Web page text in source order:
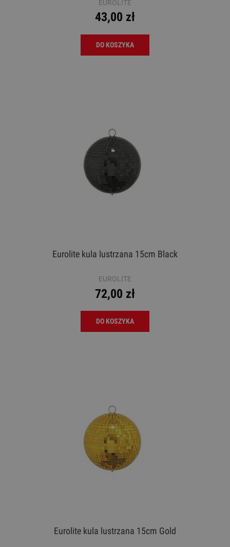
EUROLITE
43,00 zł
DO KOSZYKA
Eurolite kula lustrzana 15cm Black
EUROLITE
72,00 zł
DO KOSZYKA
Eurolite kula lustrzana 15cm Gold